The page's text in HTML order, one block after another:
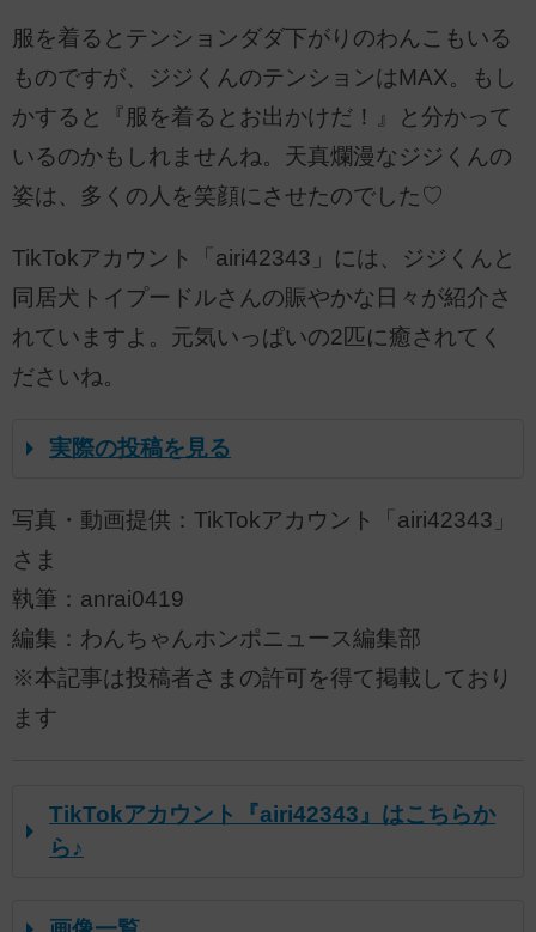
服を着るとテンションダダ下がりのわんこもいる
ものですが、ジジくんのテンションはMAX。もし
かすると『服を着るとお出かけだ！』と分かって
いるのかもしれませんね。天真爛漫なジジくんの
姿は、多くの人を笑顔にさせたのでした♡
TikTokアカウント「airi42343」には、ジジくんと
同居犬トイプードルさんの賑やかな日々が紹介さ
れていますよ。元気いっぱいの2匹に癒されてく
ださいね。
実際の投稿を見る
写真・動画提供：TikTokアカウント「airi42343」
さま
執筆：anrai0419
編集：わんちゃんホンポニュース編集部
※本記事は投稿者さまの許可を得て掲載しており
ます
TikTokアカウント『airi42343』はこちらか
ら♪